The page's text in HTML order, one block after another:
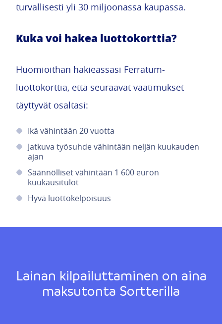
turvallisesti yli 30 miljoonassa kaupassa.
Kuka voi hakea luottokorttia?
Huomioithan hakieassasi Ferratum-
luottokorttia, että seuraavat vaatimukset
täyttyvät osaltasi:
Ikä vähintään 20 vuotta
Jatkuva työsuhde vähintään neljän kuukauden
ajan
Säännölliset vähintään 1 600 euron
kuukausitulot
Hyvä luottokelpoisuus
Lainan kilpailuttaminen on aina
maksutonta Sortterilla